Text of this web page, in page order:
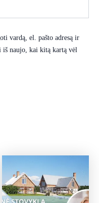
vardą, el. pašto adresą ir
iš naujo, kai kitą kartą vėl